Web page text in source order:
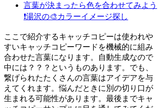
言葉が決まったら色を合わせてみよう
❗湯沢の🎨カラーイメージ探し
ここで紹介するキャッチコピーは使われや
すいキャッチコピーワードを機械的に組み
合わせた言葉になります。自動生成なので
中には？？？というものあります。でも、
繋げられたたくさんの言葉はアイデアを与
えてくれます。悩んだときに別の切り口が
生まれる可能性があります。最後までキャ